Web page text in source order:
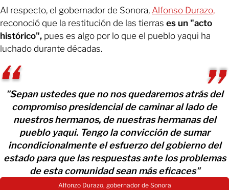
Al respecto, el gobernador de Sonora, Alfonso Durazo,
reconoció que la restitución de las tierras es un "acto
histórico", pues es algo por lo que el pueblo yaqui ha
luchado durante décadas.
"Sepan ustedes que no nos quedaremos atrás del
compromiso presidencial de caminar al lado de
nuestros hermanos, de nuestras hermanas del
pueblo yaqui. Tengo la convicción de sumar
incondicionalmente el esfuerzo del gobierno del
estado para que las respuestas ante los problemas
de esta comunidad sean más eficaces"
Alfonzo Durazo, gobernador de Sonora